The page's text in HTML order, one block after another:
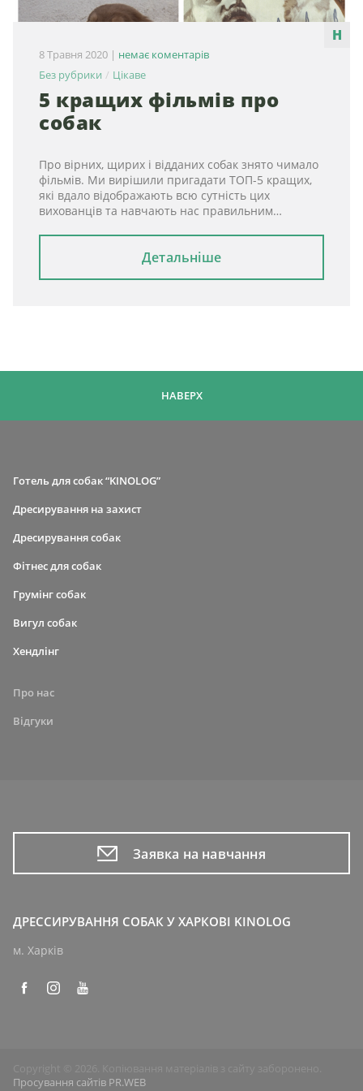
8 Травня 2020 | немає коментарів
Без рубрики
Цікаве
5 кращих фільмів про
собак
Про вірних, щирих і відданих собак знято чимало
фільмів. Ми вирішили пригадати ТОП-5 кращих,
які вдало відображають всю сутність цих
вихованців та навчають нас правильним…
Детальніше
НАВЕРХ
Готель для собак “KINOLOG”
Дресирування на захист
Дресирування собак
Фітнес для собак
Грумінг собак
Вигул собак
Хендлінг
Про нас
Відгуки
Заявка на навчання
ДРЕССИРУВАННЯ СОБАК У ХАРКОВІ KINOLOG
м. Харків
Просування сайтів PR.WEB